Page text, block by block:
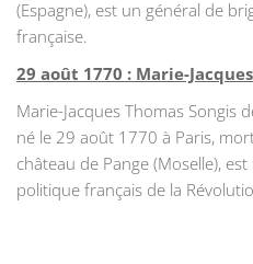
(Espagne), est un général de
française.
29 août 1770 : Marie-
Marie-Jacques Thomas Songis
né le 29 août 1770 à Paris,
château de Pange (Moselle),
politique français de la